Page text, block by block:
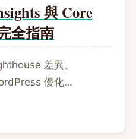
與 Core
全指南
差異、
優化